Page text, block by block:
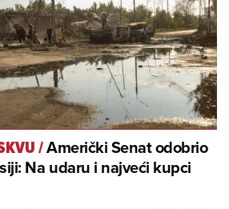
/Američki Senat odobrio
Na udaru i najveći kupci